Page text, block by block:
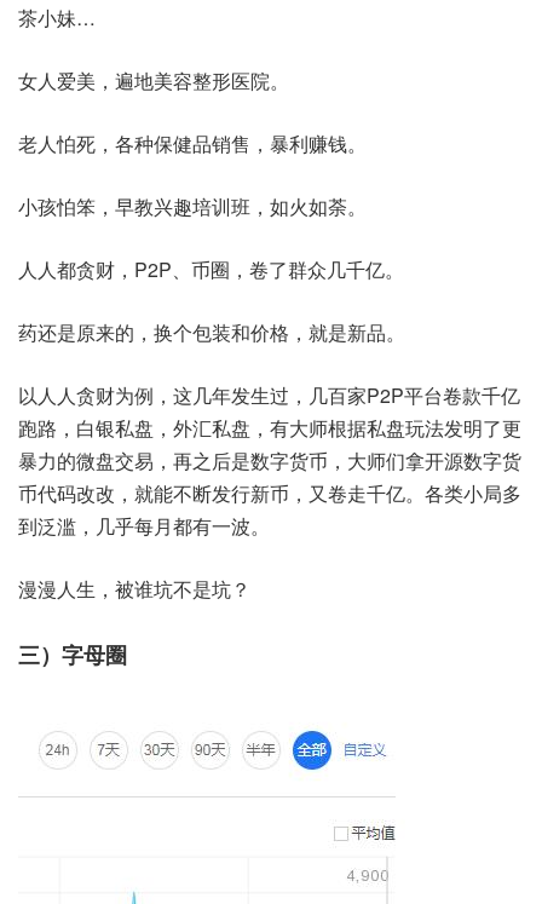
茶小妹…
女人爱美，遍地美容整形医院。
老人怕死，各种保健品销售，暴利赚钱。
小孩怕笨，早教兴趣培训班，如火如荼。
人人都贪财，P2P、币圈，卷了群众几千亿。
药还是原来的，换个包装和价格，就是新品。
以人人贪财为例，这几年发生过，几百家P2P平台卷款千亿
跑路，白银私盘，外汇私盘，有大师根据私盘玩法发明了更
暴力的微盘交易，再之后是数字货币，大师们拿开源数字货
币代码改改，就能不断发行新币，又卷走千亿。各类小局多
到泛滥，几乎每月都有一波。
漫漫人生，被谁坑不是坑？
三）字母圈